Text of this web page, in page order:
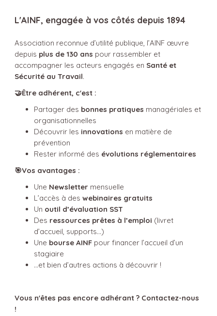
L'AINF, engagée à vos côtés depuis 1894
Association reconnue d’utilité publique, l’AINF œuvre
depuis plus de 130 ans pour rassembler et
accompagner les acteurs engagés en Santé et
Sécurité au Travail.
🤝Être adhérent, c'est :
Partager des bonnes pratiques managériales et
organisationnelles
Découvrir les innovations en matière de
prévention
Rester informé des évolutions réglementaires
🎯Vos avantages :
Une Newsletter mensuelle
L’accès à des webinaires gratuits
Un outil d’évaluation SST
Des ressources prêtes à l’emploi (livret
d’accueil, supports…)
Une bourse AINF pour financer l’accueil d’un
stagiaire
…et bien d’autres actions à découvrir !
Vous n'êtes pas encore adhérant ? Contactez-nous
!